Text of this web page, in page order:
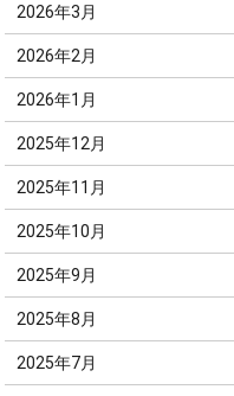
2026年3月
2026年2月
2026年1月
2025年12月
2025年11月
2025年10月
2025年9月
2025年8月
2025年7月